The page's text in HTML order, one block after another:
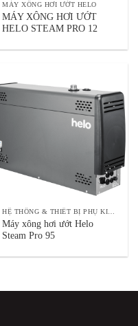
MÁY XÔNG HƠI ƯỚT HELO
MÁY XÔNG HƠI ƯỚT
HELO STEAM PRO 12
Máy xông hơi ướt Helo
Steam Pro 95